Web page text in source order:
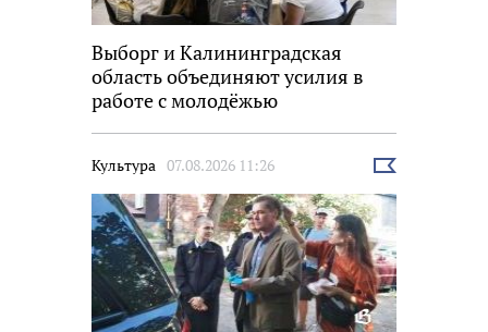
Выборг и Калининградская
область объединяют усилия в
работе с молодёжью
Культура 07.08.2026 11:26
Выбрать